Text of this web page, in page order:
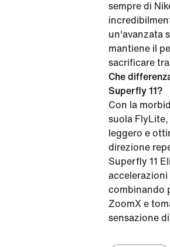
sempre di
un'avanzata
mantiene il
sacrificare
Che
Superfly 11?
Con la
suola FlyLite,
leggero e
direzione
Superfly 11
accelerazioni
combinando
ZoomX e
sensazione